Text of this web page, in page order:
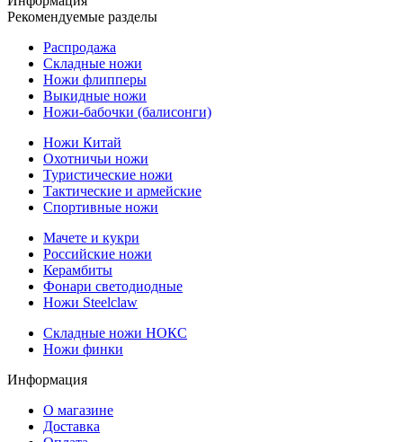
Рекомендуемые разделы
Распродажа
Складные ножи
Ножи флипперы
Выкидные ножи
Ножи-бабочки (балисонги)
Ножи Китай
Охотничьи ножи
Туристические ножи
Тактические и армейские
Спортивные ножи
Мачете и кукри
Российские ножи
Керамбиты
Фонари светодиодные
Ножи Steelclaw
Складные ножи НОКС
Ножи финки
Информация
О магазине
Доставка